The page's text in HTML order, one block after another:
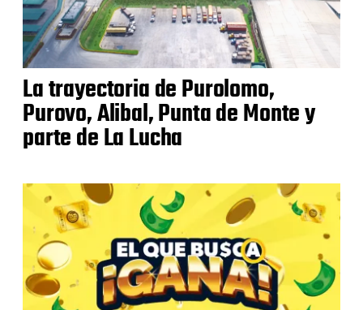
La trayectoria de Purolomo,
Purovo, Alibal, Punta de Monte y
parte de La Lucha